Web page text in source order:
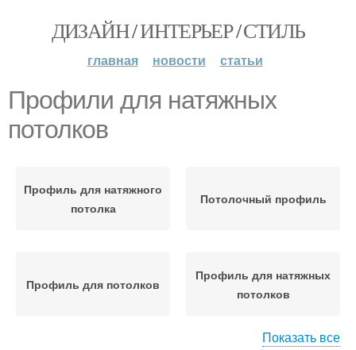
ДИЗАЙН / ИНТЕРЬЕР / СТИЛЬ
главная новости статьи
Профили для натяжных
потолков
Профиль для натяжного
потолка
Потолочный профиль
Профиль для потолков
Профиль для натяжных
потолков
Показать все